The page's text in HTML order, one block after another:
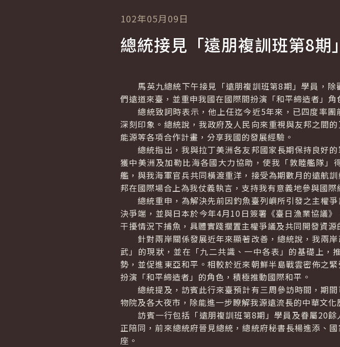
102年05月09日
總統接見「遠朋複訓班第8期
馬英九總統下午接見「遠朋複訓班第8期」學員，除
們遠道來臺，並重申我國在國際間扮演「和平締造者」角
總統致詞時表示，他上任迄今近5年來，已四度率團
深刻印象。總統說，我政府及人民向來重視與友邦之間
能源等各項合作計畫，分享我國的發展經驗。
總統指出，我與拉丁美洲各友邦國家長期保持良好的
獲中美洲及加勒比海各國大力協助，使我「敦睦艦隊
艦，與我海軍官兵共同橫渡重洋，接受為期數月的遠航
邦在國際場合上為我仗義執言，支持我有意義地參與國際
總統重申，為解決先前因釣魚臺列嶼所引發之主權爭
決爭端，並與日本於今年4月10日簽署《臺日漁業協議
干擾情況下捕魚，具體實踐擱置主權爭議及共同開發資
針對兩岸關係發展近年來顯著改善，總統說，我兩岸
武」的現狀，並在「九二共識、一中各表」的基礎上
勢，並促進東亞和平。相較於近來朝鮮半島戰雲密佈之
扮演「和平締造者」的角色，積極推動國際和平。
總統提及，訪賓此行來臺預計有三周參訪時間，期間
物院及各大夜市，除能進一步瞭解我源遠流長的中華文
訪賓一行包括「遠朋複訓班第8期」學員及眷屬20餘
正陪同，前來總統府晉見總統，總統府秘書長楊進添、
座。